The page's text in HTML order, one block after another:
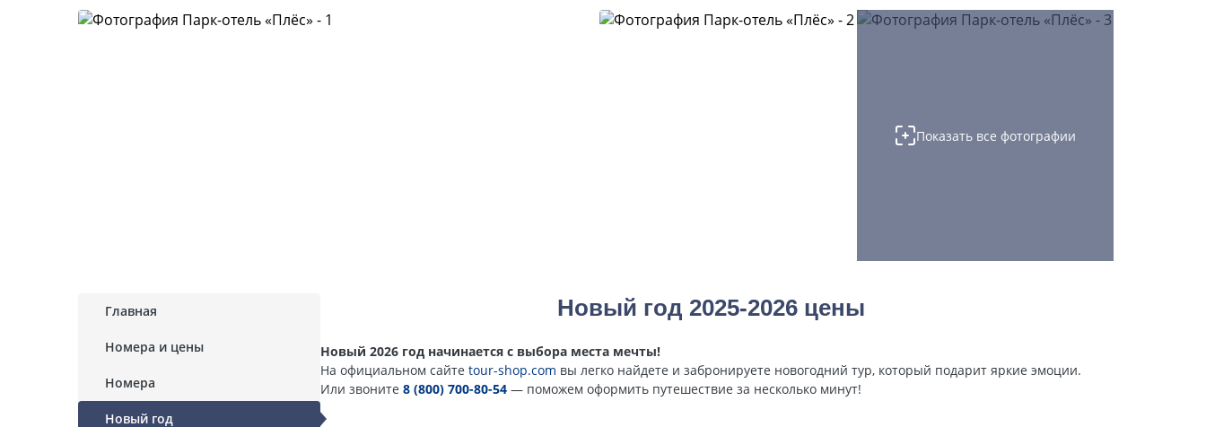
Показать все фотографии
Главная
Номера и цены
Номера
Новый год
Новый год 2025-2026 цены
Новый 2026 год начинается с выбора места мечты!
На официальном сайте tour-shop.com вы легко найдете и забронируете новогодний тур, который подарит яркие эмоции.
Или звоните 8 (800) 700-80-54 — поможем оформить путешествие за несколько минут!